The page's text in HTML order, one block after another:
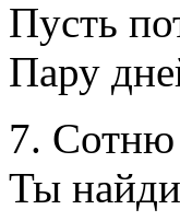
Пусть
Пару
7. Сотню
Ты